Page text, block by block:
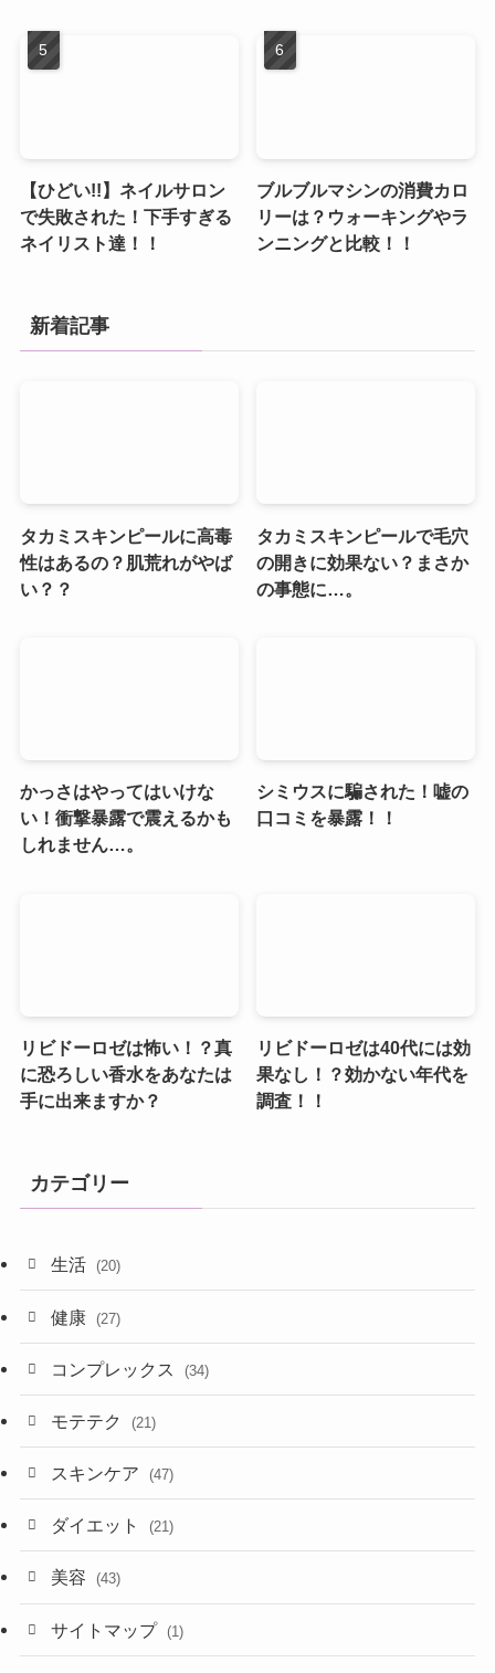
【ひどい!!】ネイルサロン
で失敗された！下手すぎる
ネイリスト達！！
ブルブルマシンの消費カロ
リーは？ウォーキングやラ
ンニングと比較！！
新着記事
タカミスキンピールに高毒
性はあるの？肌荒れがやば
い？？
タカミスキンピールで毛穴
の開きに効果ない？まさか
の事態に…。
かっさはやってはいけな
い！衝撃暴露で震えるかも
しれません…。
シミウスに騙された！嘘の
口コミを暴露！！
リビドーロゼは怖い！？真
に恐ろしい香水をあなたは
手に出来ますか？
リビドーロゼは40代には効
果なし！？効かない年代を
調査！！
カテゴリー
生活 (20)
健康 (27)
コンプレックス (34)
モテテク (21)
スキンケア (47)
ダイエット (21)
美容 (43)
サイトマップ (1)